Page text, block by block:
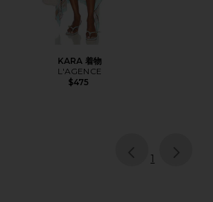
KARA 着物
L'AGENCE
$475
page
1